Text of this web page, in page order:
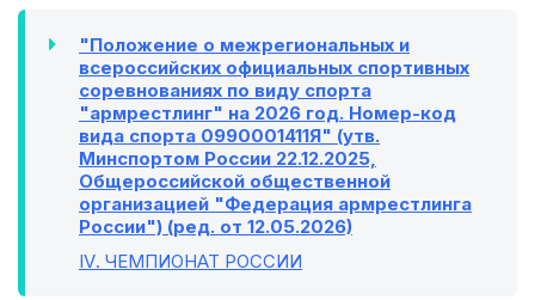
"Положение о межрегиональных и
всероссийских официальных спортивных
соревнованиях по виду спорта
"армрестлинг" на 2026 год. Номер-код
вида спорта 0990001411Я" (утв.
Минспортом России 22.12.2025,
Общероссийской общественной
организацией "Федерация армрестлинга
России") (ред. от 12.05.2026)
IV. ЧЕМПИОНАТ РОССИИ